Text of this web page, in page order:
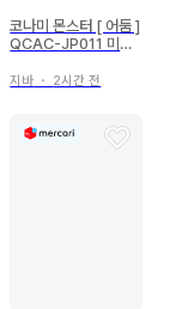
코나미 몬스터 [ 어둠 ]
QCAC-JP011 미궁
릿
지바 ・ 2시간 전